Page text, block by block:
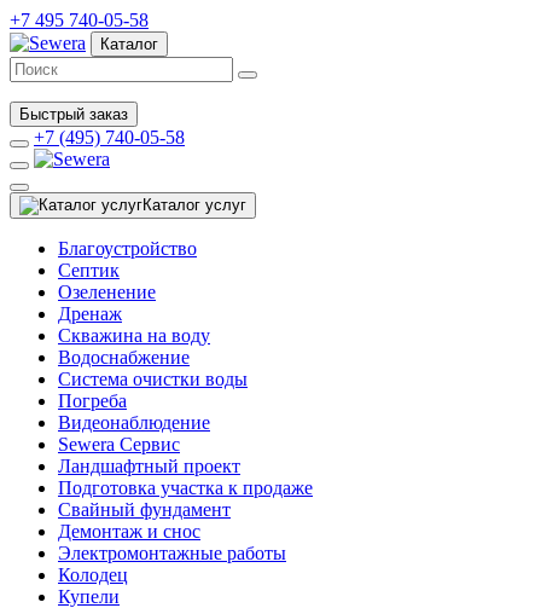
+7 495 740-05-58
Каталог
Быстрый заказ
+7 (495) 740-05-58
Каталог услуг
Благоустройство
Септик
Озеленение
Дренаж
Скважина на воду
Водоснабжение
Система очистки воды
Погреба
Видеонаблюдение
Sewera Сервис
Ландшафтный проект
Подготовка участка к продаже
Свайный фундамент
Демонтаж и снос
Электромонтажные работы
Колодец
Купели